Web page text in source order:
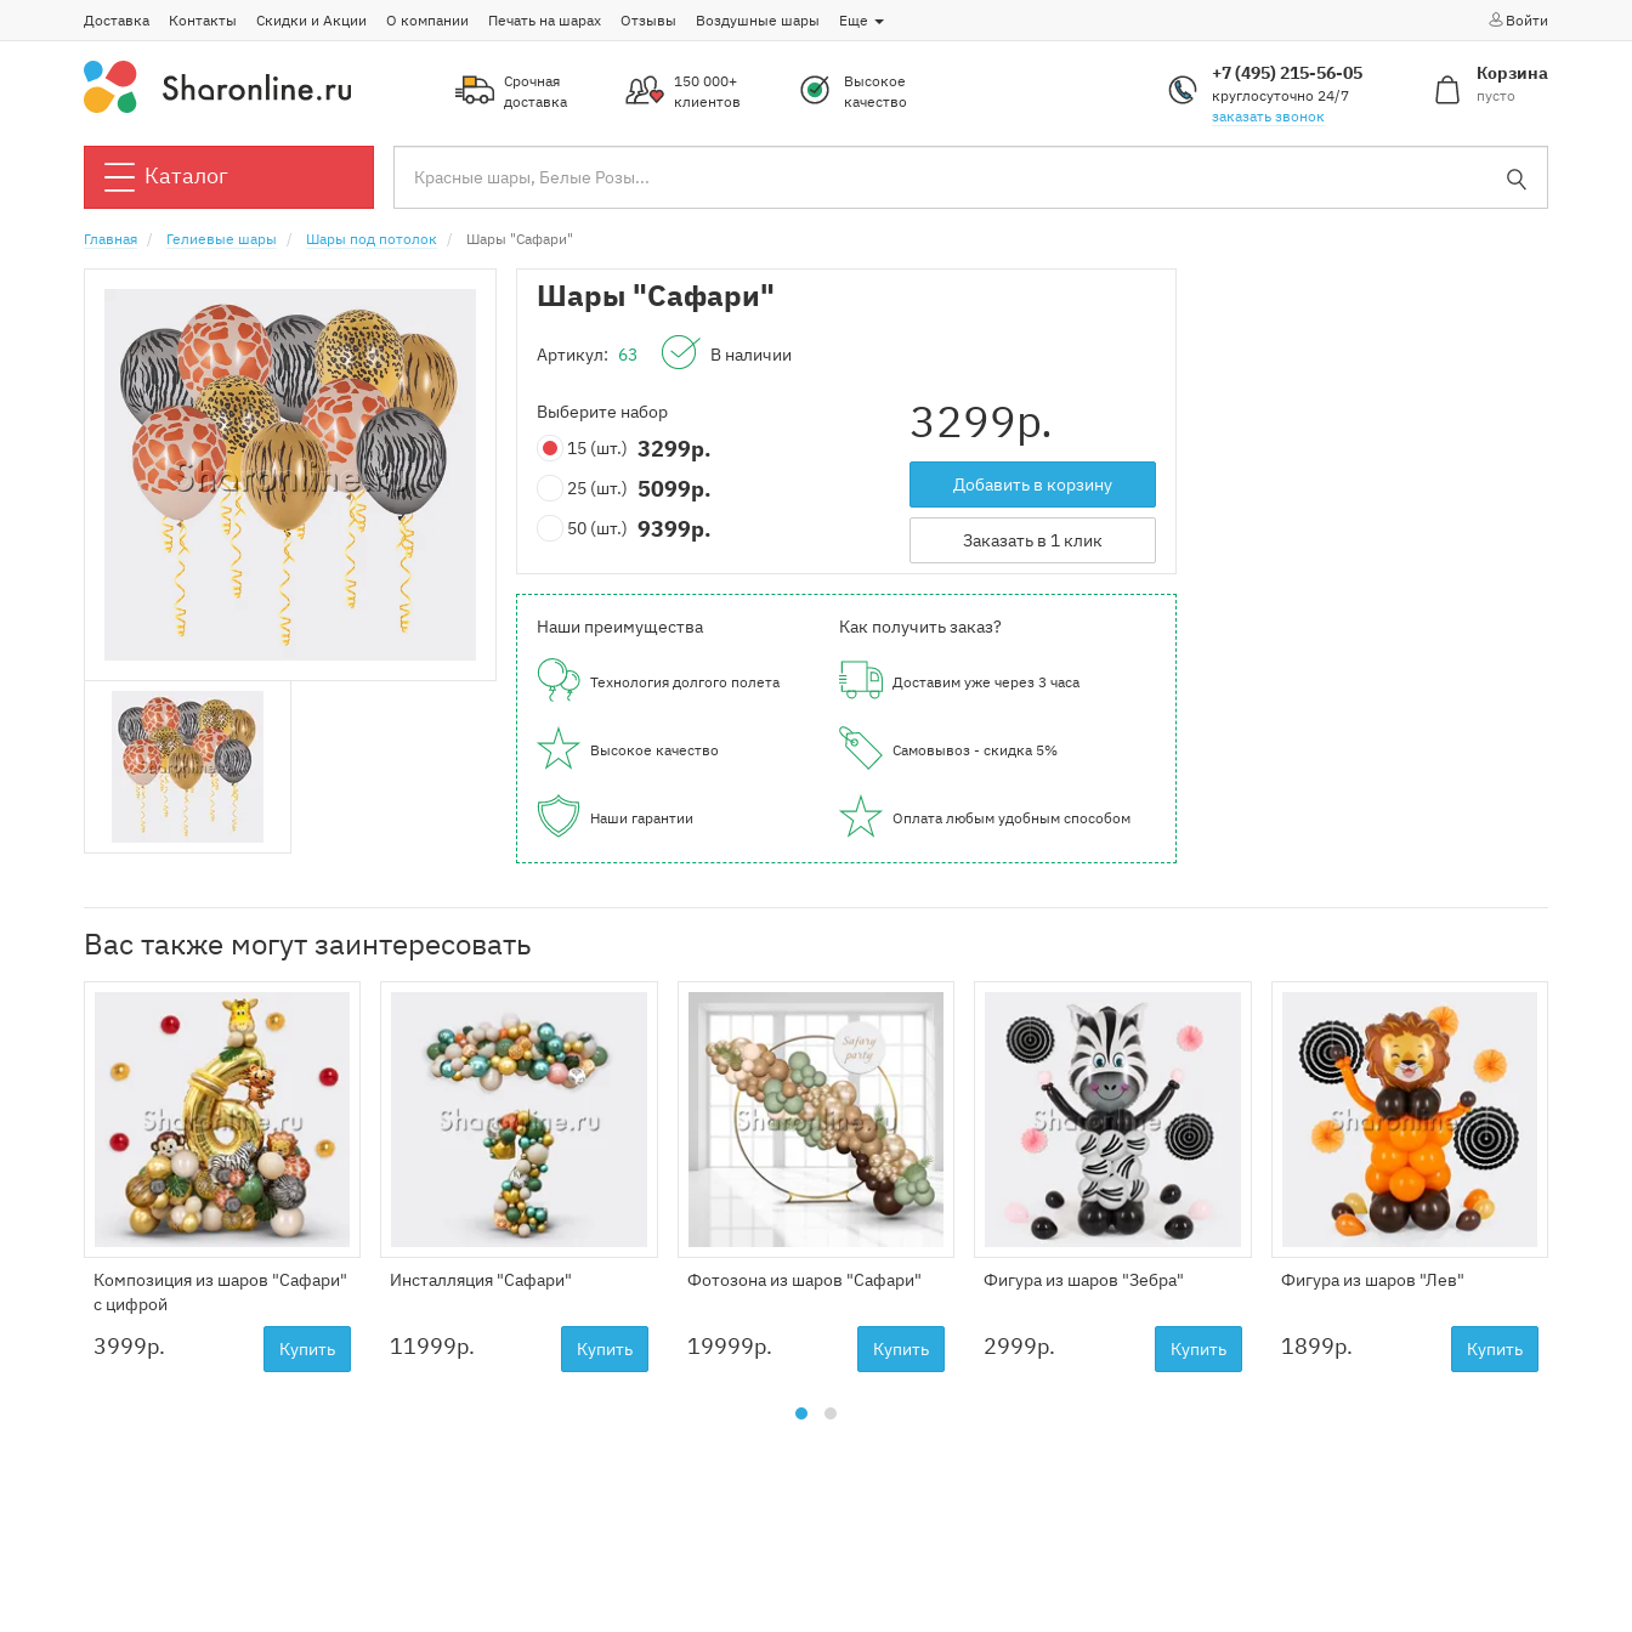
Доставка Контакты Скидки и Акции О компании Печать на шарах Отзывы Воздушные шары Еще Войти
Срочная
доставка
150 000+
клиентов
Высокое
качество
+7 (495) 215-56-05
круглосуточно 24/7
заказать звонок
Корзина
пусто
Каталог
Главная Гелиевые шары Шары под потолок Шары "Сафари"
Шары "Сафари"
Артикул: 63 В наличии
Выберите набор
15 (шт.) 3299р.
25 (шт.) 5099р.
50 (шт.) 9399р.
3299р.
Добавить в корзину
Заказать в 1 клик
Наши преимущества
Технология долгого полета
Высокое качество
Наши гарантии
Как получить заказ?
Доставим уже через 3 часа
Самовывоз - скидка 5%
Оплата любым удобным способом
Вас также могут заинтересовать
Композиция из шаров "Сафари"
с цифрой
3999р. Купить
Инсталляция "Сафари"
11999р. Купить
Фотозона из шаров "Сафари"
19999р. Купить
Фигура из шаров "Зебра"
2999р. Купить
Фигура из шаров "Лев"
1899р. Купить